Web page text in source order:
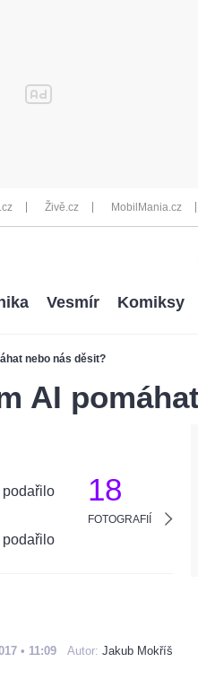
Živě.cz MobilMania.cz
nebo nás děsit?
Vesmír Komiksy
AI
18
FOTOGRAFIÍ
• 11:09 Autor: Jakub Mokříš